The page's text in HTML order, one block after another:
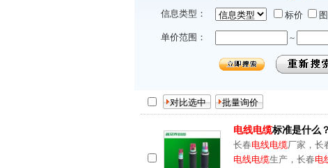
信息类型： 标价
单价范围： ~
电线电缆标准是什么？
长春电线电缆厂家，长
电线电缆生产，长春电